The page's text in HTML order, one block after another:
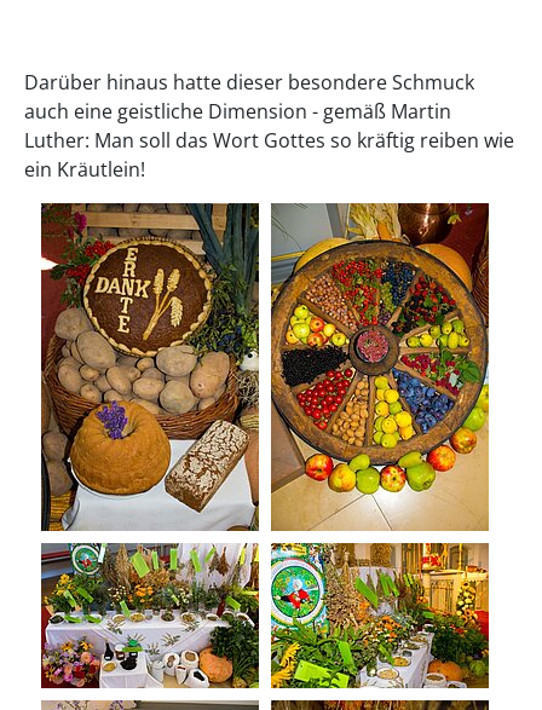
Darüber hinaus hatte dieser besondere Schmuck
auch eine geistliche Dimension - gemäß Martin
Luther: Man soll das Wort Gottes so kräftig reiben wie
ein Kräutlein!